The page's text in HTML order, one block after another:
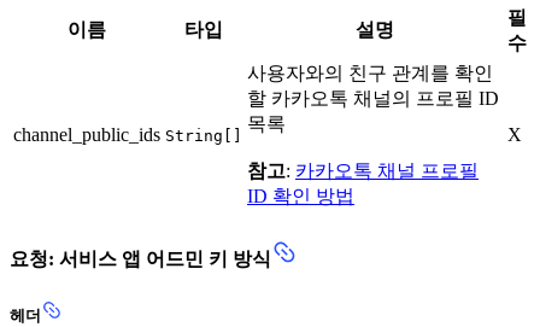
이름 타입 설명
필
수
channel_public_ids String[]
사용자와의 친구 관계를 확인
할 카카오톡 채널의 프로필 ID
목록
참고: 카카오톡 채널 프로필
ID 확인 방법
X
요청: 서비스 앱 어드민 키 방식
헤더